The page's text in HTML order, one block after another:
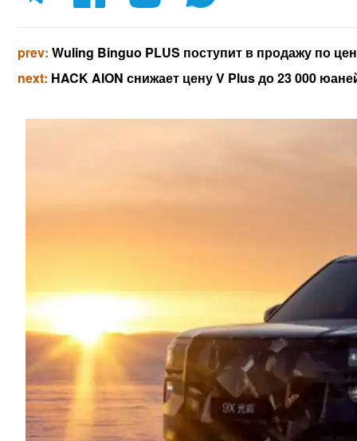
prev:Wuling Binguo PLUS поступит в продажу по
next: HACK AION снижает цену V Plus до 23 000